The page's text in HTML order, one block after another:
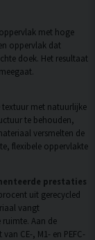
met hoge
oppervlak dat
doek. Het resultaat
textuur met natuurlijke
te behouden,
versmelten de
flexibele oppervlakte
prestaties
uit gerecycled
vangt
Aan de
CE-, M1- en PEFC-